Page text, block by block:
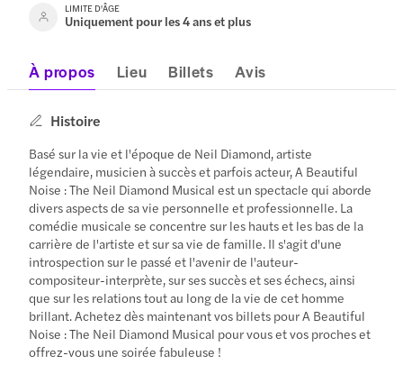
LIMITE D'ÂGE
Uniquement pour les 4 ans et plus
À propos Lieu Billets Avis
Histoire
Basé sur la vie et l'époque de Neil Diamond, artiste
légendaire, musicien à succès et parfois acteur, A Beautiful
Noise : The Neil Diamond Musical est un spectacle qui aborde
divers aspects de sa vie personnelle et professionnelle. La
comédie musicale se concentre sur les hauts et les bas de la
carrière de l'artiste et sur sa vie de famille. Il s'agit d'une
introspection sur le passé et l'avenir de l'auteur-
compositeur-interprète, sur ses succès et ses échecs, ainsi
que sur les relations tout au long de la vie de cet homme
brillant. Achetez dès maintenant vos billets pour A Beautiful
Noise : The Neil Diamond Musical pour vous et vos proches et
offrez-vous une soirée fabuleuse !